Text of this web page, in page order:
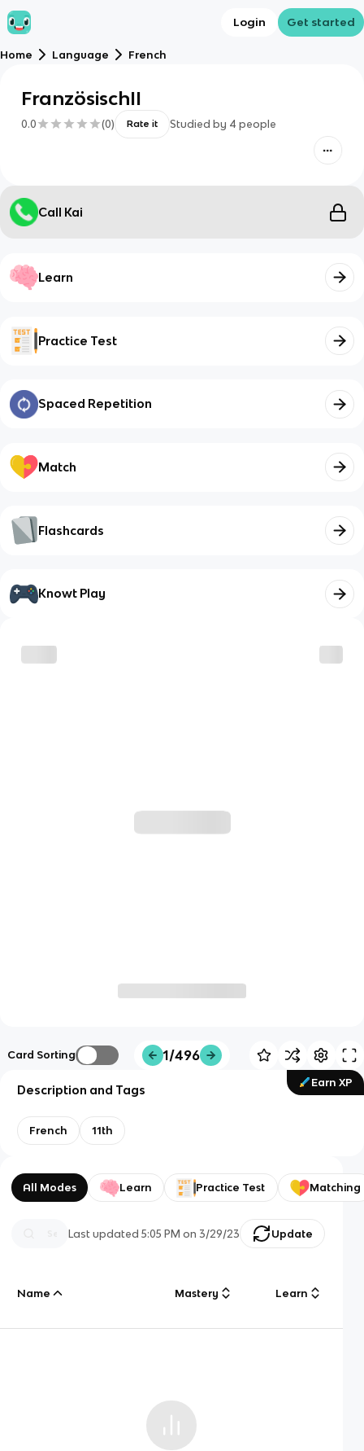
Login Get started
Home Language French
FranzösischII
0.0 (0) Rate it Studied by 4 people
Call Kai
Learn
Practice Test
Spaced Repetition
Match
Flashcards
Knowt Play
Card Sorting 1/496
Earn XP
Description and Tags
French 11th
All Modes Learn Practice Test Matching
Last updated5:05 PM on 3/29/23 Update
Name Mastery Learn